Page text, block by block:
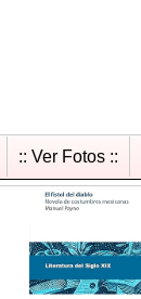
:: Ver Fotos ::